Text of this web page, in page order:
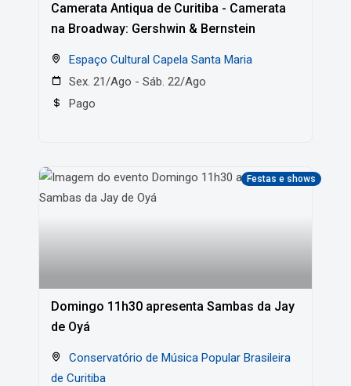
Camerata Antiqua de Curitiba - Camerata
na Broadway: Gershwin & Bernstein
Espaço Cultural Capela Santa Maria
Sex. 21/Ago - Sáb. 22/Ago
Pago
Festas e shows
Domingo 11h30 apresenta Sambas da Jay
de Oyá
de Curitiba